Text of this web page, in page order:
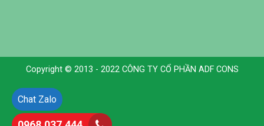
Copyright © 2013 - 2022 CÔNG TY CỔ PHẦN ADF CONS
Chat Zalo